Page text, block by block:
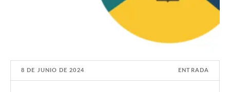
8 DE JUNIO DE 2024 ENTRADA